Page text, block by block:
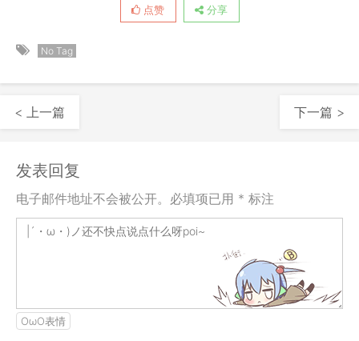
点赞 分享
No Tag
< 上一篇 下一篇 >
发表回复
电子邮件地址不会被公开。必填项已用 * 标注
OωO表情